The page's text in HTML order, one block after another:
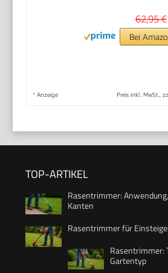
62,95 €
Bei
* Anzeige Preis inkl. MwSt.,
TOP-ARTIKEL
Rasentrimmer:
Kanten
Rasentrimmer für
Rasentrimmer:
Gartentyp